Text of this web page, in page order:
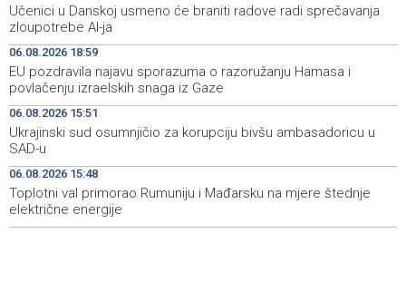
19:45
Novi Travnik receives first direct EU funding for UNESCO
heritage project
19:33
Crishock: OHR maintains an open dialogue with all
political stakeholders in BiH
19:32
Velika nagrada Britanije ostaje u MotoGP kalendaru do
2028. godine
19:29
Španska krajnja ljevica i desnica ujedinjene protiv
Maroka kao suorganizatora SP 2030.
Učenici u Danskoj usmeno će braniti radove radi sprečavanja
zloupotrebe AI-ja
06.08.2026 18:59
EU pozdravila najavu sporazuma o razoružanju Hamasa i
povlačenju izraelskih snaga iz Gaze
06.08.2026 15:51
Ukrajinski sud osumnjičio za korupciju bivšu ambasadoricu u
SAD-u
06.08.2026 15:48
Toplotni val primorao Rumuniju i Mađarsku na mjere štednje
električne energije